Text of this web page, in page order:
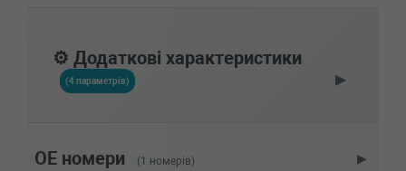
⚙️ Додаткові характеристики
(4 параметрів) ▶
OE номери (1 номерів) ▶